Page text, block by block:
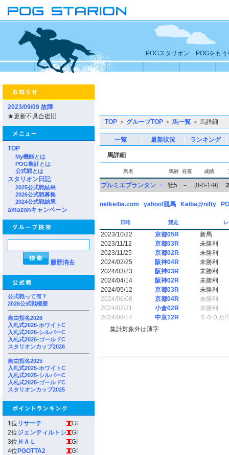
POGスタリオン POGをもう
2023/09/09 故障
★更新不具合復旧
TOP
My機能とは
POG集計とは
公式戦とは
スタリオン日記
2025公式戦結果
2026公式戦募集
2024公式戦結果
amazonキャンペーン
履歴消去
公式戦って何？
2026公式戦概要
自由指名2026
入札式2026-ホワイトC
入札式2026-シルバーC
入札式2026-ゴールドC
スタリオンカップ2026
自由指名2025
入札式2025-ホワイトC
入札式2025-シルバーC
入札式2025-ゴールドC
スタリオンカップ2025
1位 リサーチ
GI
2位ジェンティルトシ
GI
3位 ＨＡＬ
GI
4位 PGOTTA2
GI
TOP ＞ グループTOP ＞ 馬一覧 ＞ 馬詳細
一覧 最新状況 ランキング
馬詳細
馬名 馬齢 在厩 成績
プルミエプランタン ▼ 牡5 － [0-0-1-9]
netkeiba.com yahoo!競馬 Keiba@nifty
日時 競走
2023/10/22 京都05R
新馬
2023/11/12
京都03R
未勝利
2023/11/25
京都02R
未勝利
2024/02/25
阪神04R
未勝利
2024/03/23
阪神03R
未勝利
2024/04/14
阪神02R
未勝利
2024/05/12
京都03R
未勝利
2024/06/08
京都04R
未勝利
2024/07/21
小倉02R
未勝利
2024/08/17
中京12R
５００万
集計対象外は薄字